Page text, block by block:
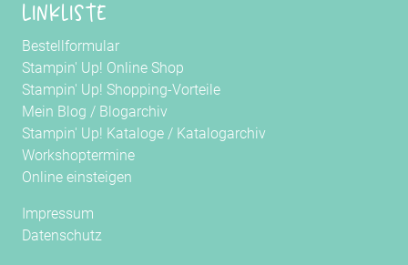
Linkliste
Bestellformular
Stampin' Up! Online Shop
Stampin' Up! Shopping-Vorteile
Mein Blog / Blogarchiv
Stampin' Up! Kataloge / Katalogarchiv
Workshoptermine
Online einsteigen
Impressum
Datenschutz